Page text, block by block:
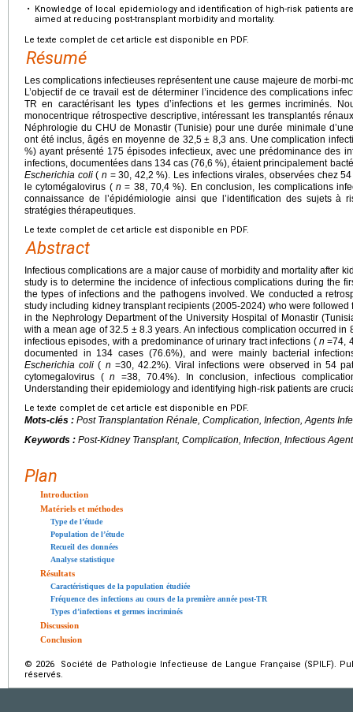
•
Knowledge of local epidemiology and identification of high-risk patients
aimed at reducing post-transplant morbidity and mortality.
Le texte complet de cet article est disponible en PDF.
Résumé
Les complications infectieuses représentent une cause majeure de morbi-
L’objectif de ce travail est de déterminer l’incidence des complications
TR en caractérisant les types d’infections et les germes incriminés.
monocentrique rétrospective descriptive, intéressant les transplantés
Néphrologie du CHU de Monastir (Tunisie) pour une durée minimale
ont été inclus, âgés en moyenne de 32,5 ± 8,3 ans. Une complication
%) ayant présenté 175 épisodes infectieux, avec une prédominance des
infections, documentées dans 134 cas (76,6 %), étaient principalement
Escherichia coli( n = 30, 42,2 %). Les infections virales, observées chez
le cytomégalovirus (n = 38, 70,4 %). En conclusion, les complications
connaissance de l’épidémiologie ainsi que l’identification des sujets à
stratégies thérapeutiques.
Le texte complet de cet article est disponible en PDF.
Abstract
Infectious complications are a major cause of morbidity and mortality after
study is to determine the incidence of infectious complications during the
the types of infections and the pathogens involved. We conducted a
study including kidney transplant recipients (2005-2024) who were
in the Nephrology Department of the University Hospital of Monastir
with a mean age of 32.5 ± 8.3 years. An infectious complication occurred
infectious episodes, with a predominance of urinary tract infections ( n =74,
documented in 134 cases (76.6%), and were mainly bacterial
Escherichia coli ( n =30, 42.2%). Viral infections were observed in 54
cytomegalovirus (n
=38, 70.4%). In conclusion, infectious
Understanding their epidemiology and identifying high-risk patients are
Le texte complet de cet article est disponible en PDF.
Mots-clés : Post Transplantation Rénale, Complication, Infection, Agents
Keywords : Post-Kidney Transplant, Complication, Infection, Infectious
Plan
Introduction
Matériels et méthodes
Type de l’étude
Population de l’étude
Recueil des données
Analyse statistique
Résultats
Caractéristiques de la population étudiée
Fréquence des infections au cours de la première année post-TR
Types d’infections et germes incriminés
Discussion
Conclusion
© 2026 Société de Pathologie Infectieuse de Langue Française (SPILF).
réservés.